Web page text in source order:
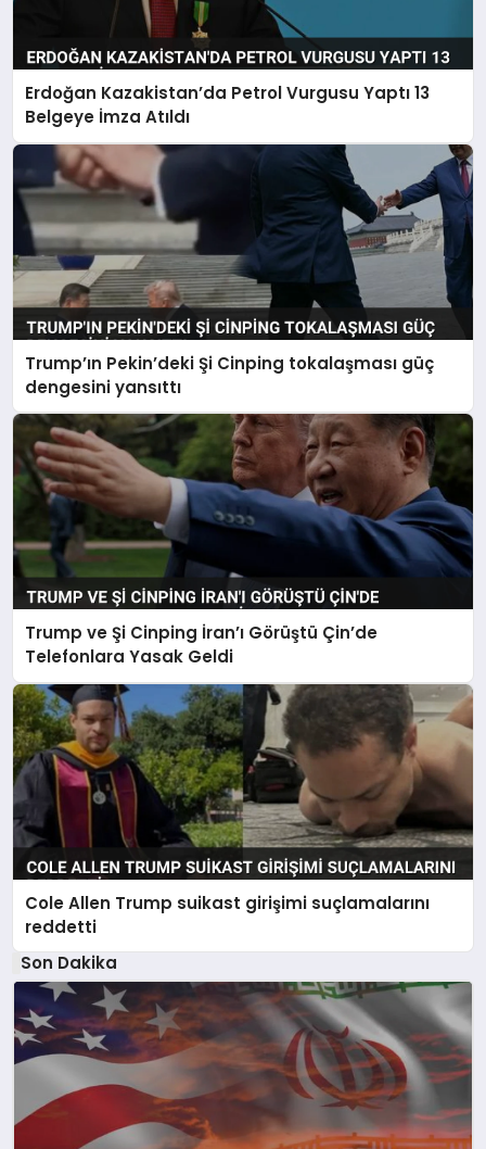
Erdoğan Kazakistan’da Petrol Vurgusu Yaptı 13
Belgeye İmza Atıldı
Trump’ın Pekin’deki Şi Cinping tokalaşması güç
dengesini yansıttı
Trump ve Şi Cinping İran’ı Görüştü Çin’de
Telefonlara Yasak Geldi
Cole Allen Trump suikast girişimi suçlamalarını
reddetti
Son Dakika